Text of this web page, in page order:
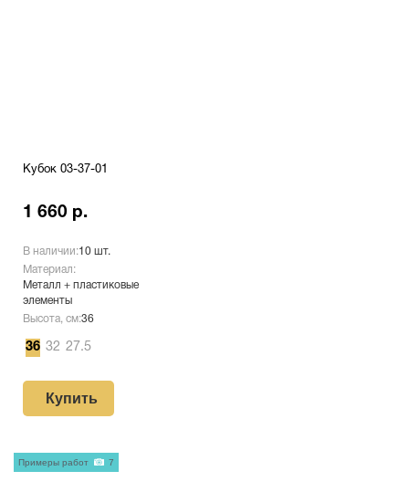
Кубок 03-37-01
1 660 р.
В наличии:10 шт.
Материал:
Металл + пластиковые
элементы
Высота, см:36
36 32 27.5
Купить
Примеры работ 7